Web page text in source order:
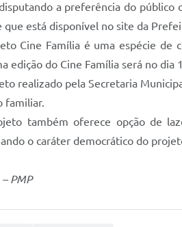
a preferência do público
que está disponível no site da
Cine Família é uma espécie de
edição do Cine Família será no dia
realizado pela Secretaria
familiar.
também oferece opção de
o caráter democrático do
– PMP